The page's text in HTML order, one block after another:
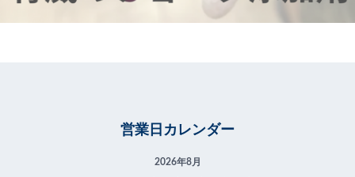
営業日カレンダー
2026年8月